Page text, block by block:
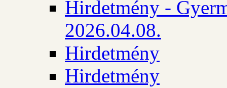
Hirdetmény -
2026.04.08.
Hirdetmény
Hirdetmény